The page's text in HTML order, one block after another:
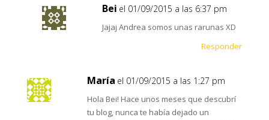
Bei el 01/09/2015 a las 6:37 pm
Jajaj Andrea somos unas rarunas XD
Responder
María el 01/09/2015 a las 1:27 pm
Hola Bei! Hace unos meses que descubrí
tu blog, nunca te había dejado un